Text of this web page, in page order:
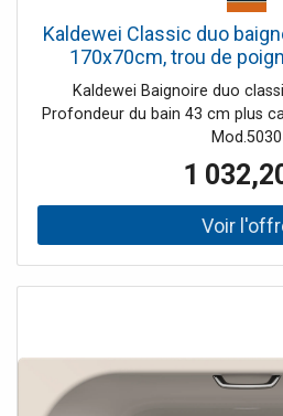
Kaldewei Classic duo
170x70cm, trou de
complet,
Kaldewei Baignoire duo
Profondeur du bain 43 cm plus
Mod.5030
1